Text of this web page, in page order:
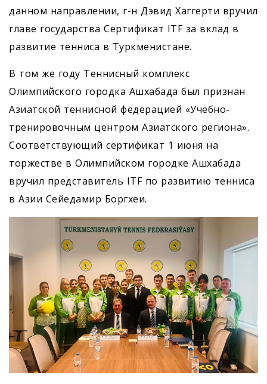
данном направлении, г-н Дэвид Хаггерти вручил
главе государства Сертификат ITF за вклад в
развитие тенниса в Туркменистане.
В том же году Теннисный комплекс
Олимпийского городка Ашхабада был признан
Азиатской теннисной федерацией «Учебно-
тренировочным центром Азиатского региона».
Соответствующий сертификат 1 июня на
торжестве в Олимпийском городке Ашхабада
вручил представитель ITF по развитию тенниса
в Азии ­Сейедамир Боргхеи.